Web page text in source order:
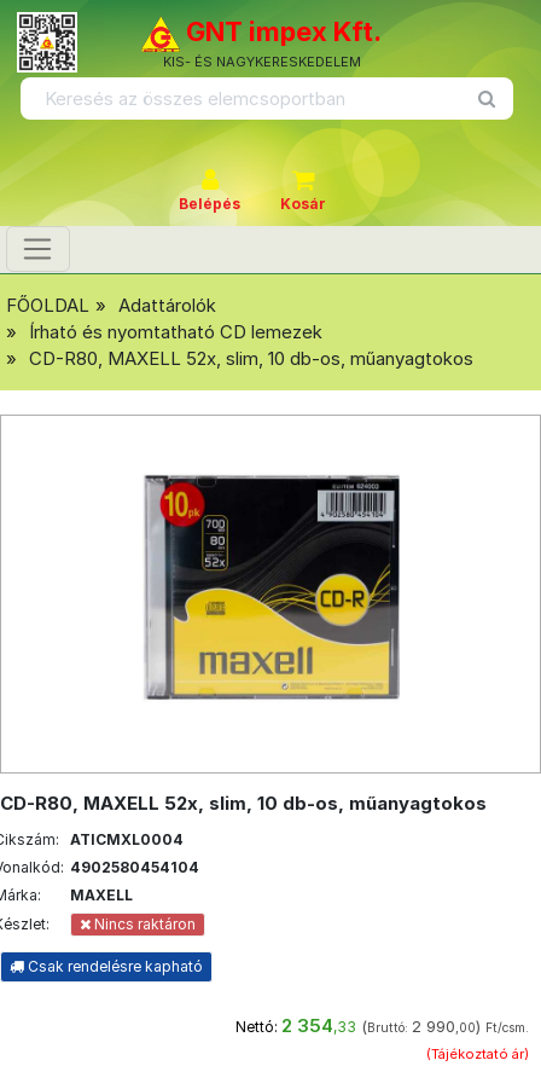
GNT impex Kft.
KIS- ÉS NAGYKERESKEDELEM
Belépés Kosár
FŐOLDAL
Adattárolók
Írható és nyomtatható CD lemezek
CD-R80, MAXELL 52x, slim, 10 db-os, műanyagtokos
CD-R80, MAXELL 52x, slim, 10 db-os, műanyagtokos
ATICMXL0004
4902580454104
MAXELL
Nincs raktáron
Csak rendelésre kapható
Nettó: 2 354,33 (Bruttó: 2 990,00) Ft/csm.
(Tájékoztató ár)